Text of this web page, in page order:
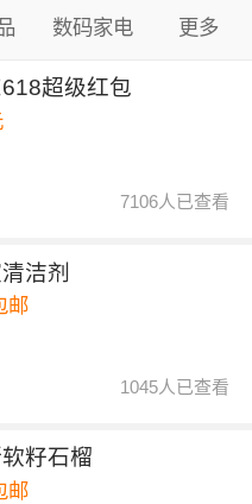
数码家电 更多
超级红包
7106人已查看
洁剂
邮
1045人已查看
籽石榴
邮